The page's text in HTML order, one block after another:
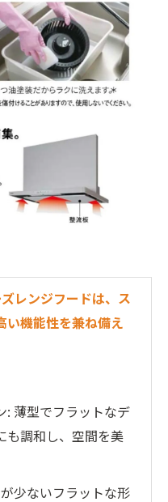
レンジフードは、ス
い機能性を兼ね備え
: 薄型でフラットなデ
も調和し、空間を美
少ないフラットな形